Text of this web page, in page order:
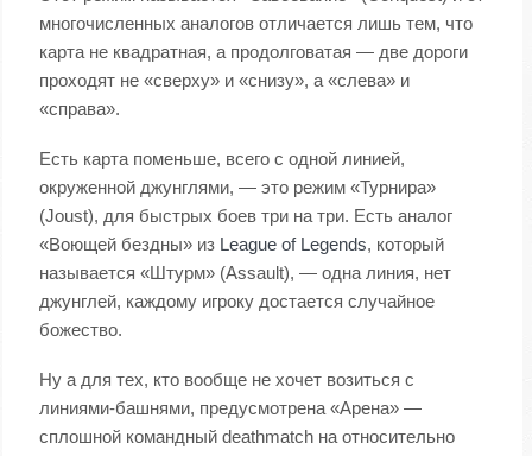
многочисленных аналогов отличается лишь тем, что
карта не квадратная, а продолговатая — две дороги
проходят не «сверху» и «снизу», а «слева» и
«справа».
Есть карта поменьше, всего с одной линией,
окруженной джунглями, — это режим «Турнира»
(Joust), для быстрых боев три на три. Есть аналог
«Воющей бездны» из League of Legends, который
называется «Штурм» (Assault), — одна линия, нет
джунглей, каждому игроку достается случайное
божество.
Ну а для тех, кто вообще не хочет возиться с
линиями-башнями, предусмотрена «Арена» —
сплошной командный deathmatch на относительно